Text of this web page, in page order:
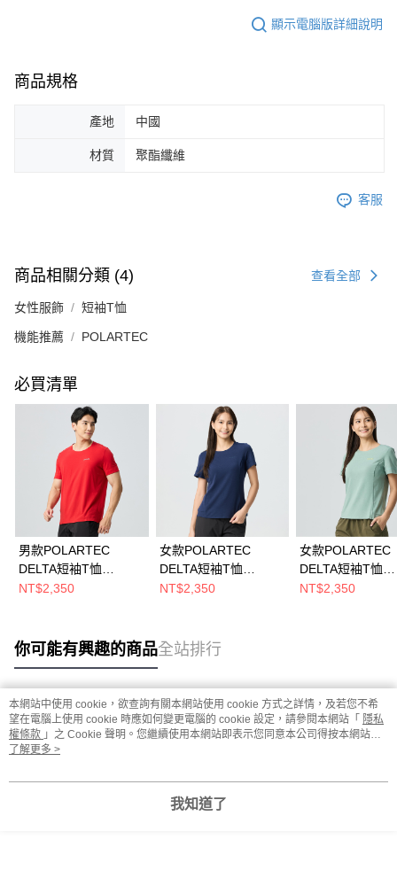
顯示電腦版詳細說明
商品規格
產地 中國
材質 聚酯纖維
客服
商品相關分類 (4) 查看全部
女性服飾 短袖T恤
機能推薦 POLARTEC
必買清單
男款POLARTEC
DELTA短袖T恤
(A1TS2502M紅/抗臭/
NT$2,350
女款POLARTEC
DELTA短袖T恤
(A1TS2503W藏青/抗
NT$2,350
女款POLARTEC
DELTA短袖T恤
(A1TS2503W霧
NT$2,350
你可能有興趣的商品全站排行
熱門標籤
本網站中使用 cookie，欲查詢有關本網站使用 cookie 方式之詳情，及若您不希
望在電腦上使用 cookie 時應如何變更電腦的 cookie 設定，請參閱本網站「 隱私
權條款 」之 Cookie 聲明。您繼續使用本網站即表示您同意本公司得按本網站使
用條款之 Cookie 聲明使用 cookie。
了解更多 >
我知道了